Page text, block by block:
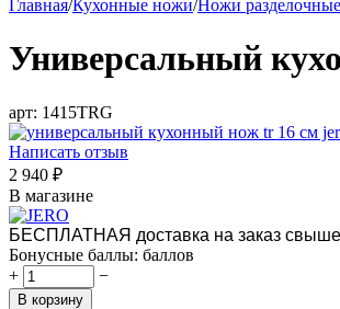
Главная/Кухонные ножи/Ножи разделочные
Универсальный
арт: 1415TRG
Написать отзыв
2 940 ₽
В магазине
БЕСПЛАТНАЯ доставка на заказ свыше
Бонусные баллы: баллов
+
−
В корзину